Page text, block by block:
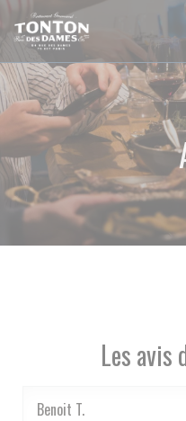
Personnalisation de vos choix en
Les avis
Benoit T